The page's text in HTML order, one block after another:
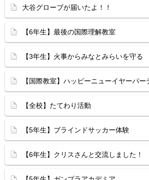
大谷グローブが届いたよ！！
【6年生】最後の国際理解教室
【3年生】火事からみなとみらいを守る
【国際教室】ハッピーニューイヤーパー
【全校】たてわり活動
【5年生】ブラインドサッカー体験
【6年生】クリスさんと交流しました！